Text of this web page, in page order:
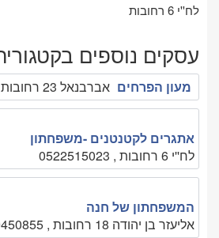
לח''י 6 רחובות
עסקים נוספים
מעון הפרחים אברבנאל 23 רחובות , 0776161144
אתגרים לקטנטנים -משפחתון
לח''י 6 רחובות , 0522515023
המשפחתון של חנה
אליעזר בן יהודה 18 רחובות , 089450855